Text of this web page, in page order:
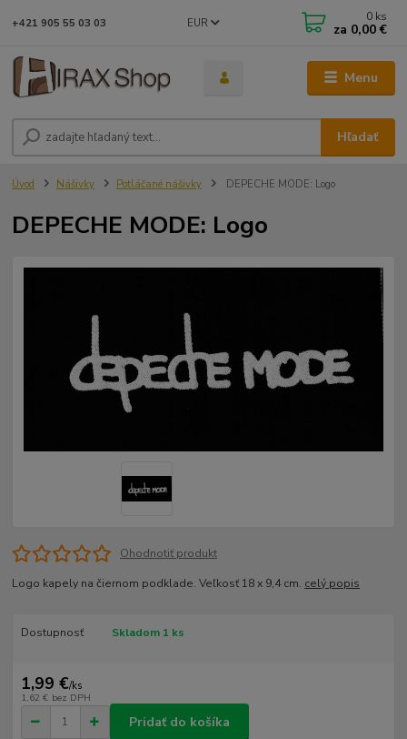
Menu
EUR
Hľadať
+421 905 55 03 03 0 ks
za 0,00 €
Úvod Nášivky Potláčané nášivky DEPECHE MODE: Logo
DEPECHE MODE: Logo
Ohodnotiť produkt
Logo kapely na čiernom podklade. Veľkosť 18 x 9,4 cm. celý popis
Dostupnosť Skladom 1 ks
1,99 €/ks
1,62 € bez DPH
Pridať do košíka